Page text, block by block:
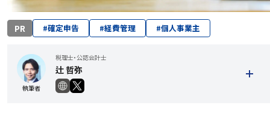
PR #確定申告 #経費管理 #個人事業主
執筆者
税理士・公認会計士
辻 哲弥